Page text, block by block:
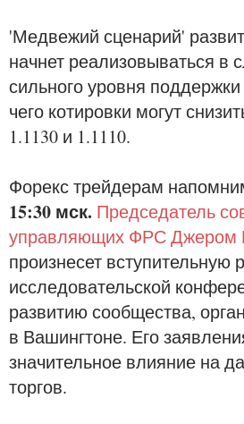
'Медвежий сценарий'
начнет реализовываться в
сильного уровня
чего котировки могут
1.1130 и 1.1110.
Форекс трейдерам
15:30 мск. Председатель
управляющих ФРС Джером
произнесет вступительную
исследовательской
развитию сообщества,
в Вашингтоне. Его
значительное влияние на
торгов.